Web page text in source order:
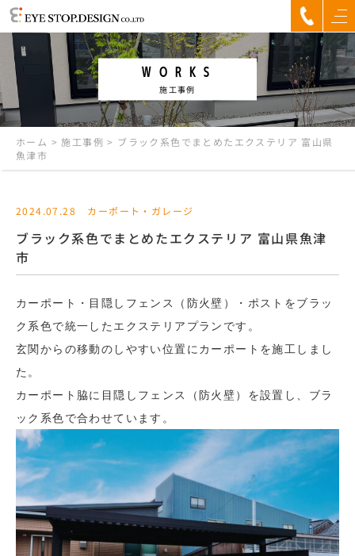
WORKS
施工事例
ホーム >施工事例 > ブラック系色でまとめたエクステリア 富山県
魚津市
2024.07.28 カーポート・ガレージ
ブラック系色でまとめたエクステリア 富山県魚津
市
カーポート・目隠しフェンス（防火壁）・ポストをブラッ
ク系色で統一したエクステリアプランです。
玄関からの移動のしやすい位置にカーポートを施工しまし
た。
カーポート脇に目隠しフェンス（防火壁）を設置し、ブラ
ック系色で合わせています。